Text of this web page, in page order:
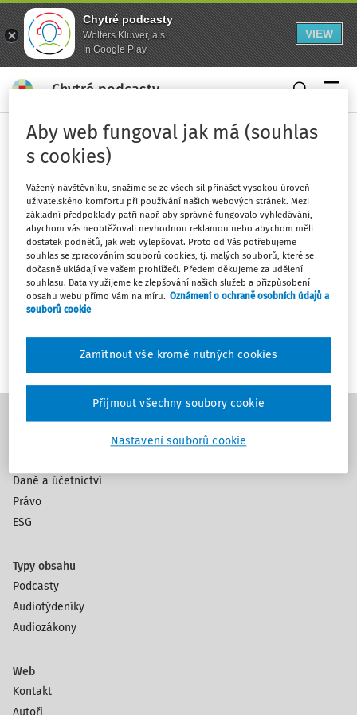
Chytré podcasty
Wolters Kluwer, a.s.
In Google Play
VIEW
Chytré podcasty
Domů Klíčová slova
tichý společník
Sledovat klíčové slovo
Filtr
Žádné výsledky
Daně a účetnictví
Právo
ESG
Typy obsahu
Podcasty
Audiotýdeníky
Audiozákony
Web
Kontakt
Autoři
Aby web fungoval jak má (souhlas
s cookies)
Vážený návštěvníku, snažíme se ze všech sil přinášet vysokou úroveň
uživatelského komfortu při používání našich webových stránek. Mezi
základní předpoklady patří např. aby správně fungovalo vyhledávání,
abychom vás neobtěžovali nevhodnou reklamou nebo abychom měli
dostatek podnětů, jak web vylepšovat. Proto od Vás potřebujeme
souhlas se zpracováním souborů cookies, tj. malých souborů, které se
dočasně ukládají ve vašem prohlížeči. Předem děkujeme za udělení
souhlasu. Data využijeme ke zlepšování našich služeb a přizpůsobení
obsahu webu přímo Vám na míru. Oznámení o ochraně osobních údajů a
souborů cookie
Nastavení souborů cookie
Zamítnout vše kromě nutných cookies
Přijmout všechny soubory cookie